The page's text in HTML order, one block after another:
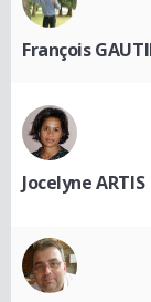
François
Jocelyne ARTIS